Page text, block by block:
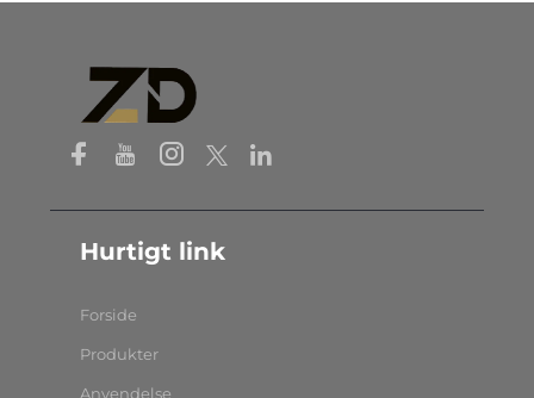
Hurtigt link
Forside
Produkter
Anvendelse